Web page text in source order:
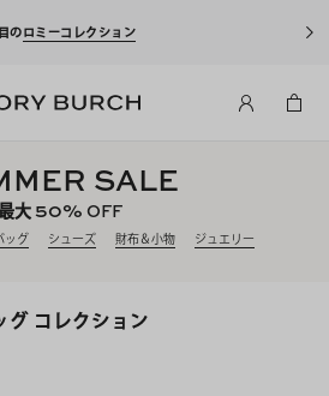
買い物にご利用いただけます。
SALE
大50% OFF
ッグ シューズ 財布＆小物 ジュエリー
グ コレクション